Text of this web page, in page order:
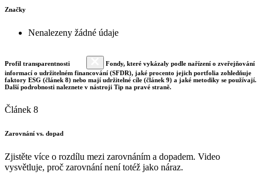
Značky
Nenalezeny žádné údaje
Profil transparentnosti
Fondy, které vykázaly podle nařízení o zveřejňování
informací o udržitelném financování (SFDR), jaké procento jejich portfolia zohledňuje
faktory ESG (článek 8) nebo mají udržitelné cíle (článek 9) a jaké metodiky se používají.
Další podrobnosti naleznete v nástroji Tip na pravé straně.
Článek 8
Zarovnání vs. dopad
Zjistěte více o rozdílu mezi zarovnáním a dopadem. Video
vysvětluje, proč zarovnání není totéž jako náraz.